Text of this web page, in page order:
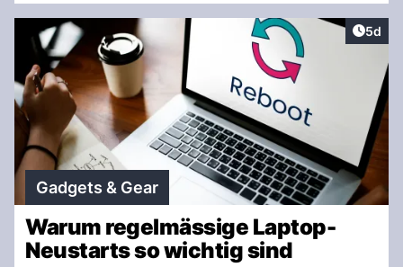
5d
Gadgets & Gear
Warum regelmässige Laptop-
Neustarts so wichtig sind